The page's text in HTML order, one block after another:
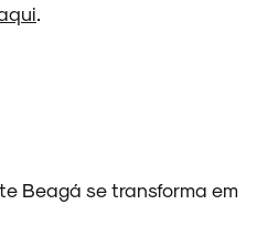
Beagá se transforma em